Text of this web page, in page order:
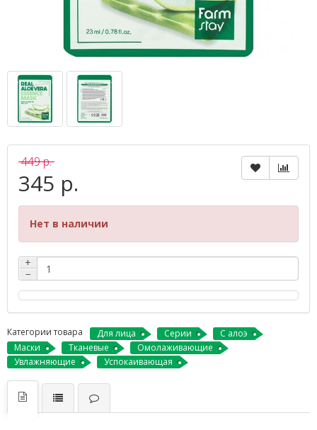
449 р.
345 р.
Нет в наличии
+
−
Категории товара Для лица Серии
С алоэ
Маски
Тканевые
Омолаживающие
Увлажняющие
Успокаивающая